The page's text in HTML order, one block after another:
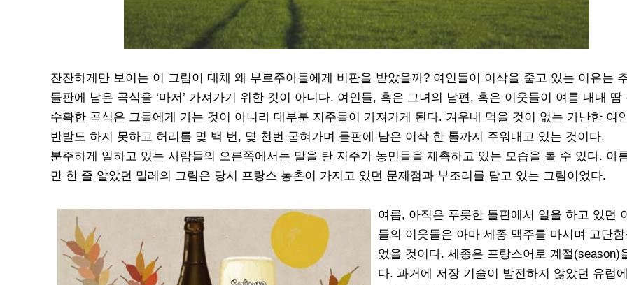
잔잔하게만 보이는 이 그림이 대체 왜 부르주아들에게 비판을 받았을까? 여인들이 이삭을 줍고 있는 이유는
들판에 남은 곡식을 ‘마저’ 가져가기 위한 것이 아니다. 여인들, 혹은 그녀의 남편, 혹은 이웃들이 여름 내내 땀
수확한 곡식은 그들에게 가는 것이 아니라 대부분 지주들이 가져가게 된다. 겨우내 먹을 것이 없는 가난한 여
반발도 하지 못하고 허리를 몇 백 번, 몇 천번 굽혀가며 들판에 남은 이삭 한 톨까지 주워내고 있는 것이다.
분주하게 일하고 있는 사람들의 오른쪽에서는 말을 탄 지주가 농민들을 재촉하고 있는 모습을 볼 수 있다. 아
만 한 줄 알았던 밀레의 그림은 당시 프랑스 농촌이 가지고 있던 문제점과 부조리를 담고 있는 그림이었다.
여름, 아직은 푸릇한 들판에서 일을 하고 있던
들의 이웃들은 아마 세종 맥주를 마시며 고단
었을 것이다. 세종은 프랑스어로 계절(season)
다. 과거에 저장 기술이 발전하지 않았던 유럽